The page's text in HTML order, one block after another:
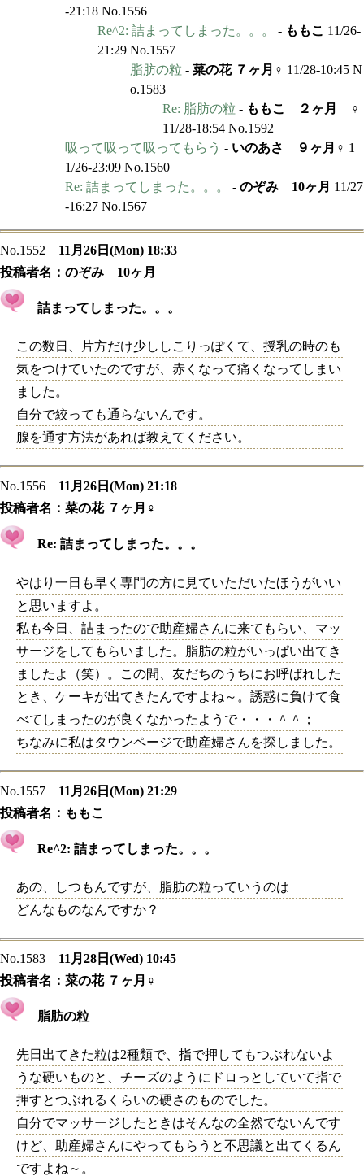
-21:18 No.1556
Re^2: 詰まってしまった。。。
- ももこ 11/26-
21:29 No.1557
脂肪の粒 - 菜の花 ７ヶ月♀ 11/28-10:45 N
o.1583
Re: 脂肪の粒 - ももこ ２ヶ月 ♀
11/28-18:54 No.1592
吸って吸って吸ってもらう - いのあさ ９ヶ月♀ 1
1/26-23:09 No.1560
Re: 詰まってしまった。。。
- のぞみ 10ヶ月 11/27
-16:27 No.1567
No.1552
11月26日(Mon) 18:33
投稿者名： のぞみ 10ヶ月
詰まってしまった。。。
この数日、片方だけ少ししこりっぽくて、授乳の時のも
気をつけていたのですが、赤くなって痛くなってしまい
ました。
自分で絞っても通らないんです。
腺を通す方法があれば教えてください。
No.1556
11月26日(Mon) 21:18
投稿者名： 菜の花 ７ヶ月♀
Re: 詰まってしまった。。。
やはり一日も早く専門の方に見ていただいたほうがいい
と思いますよ。
私も今日、詰まったので助産婦さんに来てもらい、マッ
サージをしてもらいました。脂肪の粒がいっぱい出てき
ましたよ（笑）。この間、友だちのうちにお呼ばれした
とき、ケーキが出てきたんですよね～。誘惑に負けて食
べてしまったのが良くなかったようで・・・＾＾；
ちなみに私はタウンページで助産婦さんを探しました。
No.1557
11月26日(Mon) 21:29
投稿者名： ももこ
Re^2: 詰まってしまった。。。
あの、しつもんですが、脂肪の粒っていうのは
どんなものなんですか？
No.1583
11月28日(Wed) 10:45
投稿者名： 菜の花 ７ヶ月♀
脂肪の粒
先日出てきた粒は2種類で、指で押してもつぶれないよ
うな硬いものと、チーズのようにドロっとしていて指で
押すとつぶれるくらいの硬さのものでした。
自分でマッサージしたときはそんなの全然でないんです
けど、助産婦さんにやってもらうと不思議と出てくるん
ですよね～。